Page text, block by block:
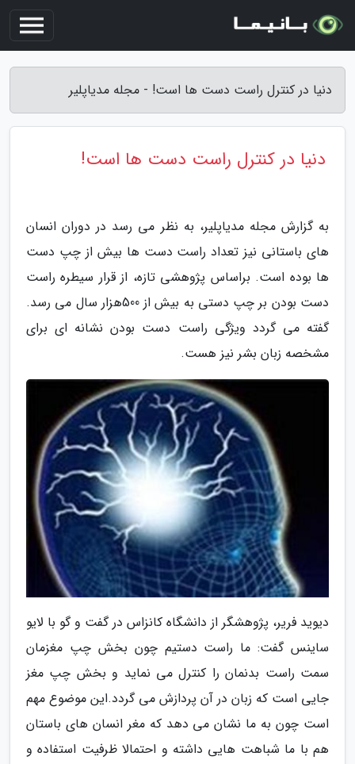
دنیا در کنترل راست دست ها است! - مجله مدیاپلیر
دنیا در کنترل راست دست ها است!
به گزارش مجله مدیاپلیر، به نظر می رسد در دوران انسان
های باستانی نیز تعداد راست دست ها بیش از چپ دست
ها بوده است. براساس پژوهشی تازه، از قرار سیطره راست
دست بودن بر چپ دستی به بیش از 500هزار سال می رسد.
گفته می گردد ویژگی راست دست بودن نشانه ای برای
مشخصه زبان بشر نیز هست.
دیوید فریر، پژوهشگر از دانشگاه کانزاس در گفت و گو با لایو
ساینس گفت: ما راست دستیم چون بخش چپ مغزمان
سمت راست بدنمان را کنترل می نماید و بخش چپ مغز
جایی است که زبان در آن پردازش می گردد.این موضوع مهم
است چون به ما نشان می دهد که مغر انسان های باستان
هم با ما شباهت هایی داشته و احتمالا ظرفیت استفاده و